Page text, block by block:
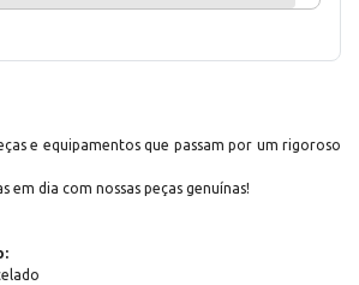
e equipamentos que passam por um rigoroso
em dia com nossas peças genuínas!